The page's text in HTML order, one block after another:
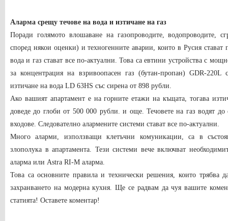
Аларма срещу течове на вода и изтичане на газ
Поради голямото влошаване на газопроводите, водопроводите,
според някои оценки) и техногенните аварии, които в Русия стават
вода и газ стават все по-актуални. Това са евтини устройства с
за концентрация на взривоопасен газ (бутан-пропан) GDR-220L
изтичане на вода LD 63HS със сирена от 898 рубли.
Ако вашият апартамент е на горните етажи на къщата, тогава
доведе до глоби от 500 000 рубли. и още. Течовете на газ водят
входове. Следователно алармените системи стават все по-актуални.
Много аларми, използващи клетъчни комуникации, са в
злополука в апартамента. Тези системи вече включват
аларма или Astra RI-M аларма.
Това са основните правила и технически решения, които трябва
захранването на модерна кухня. Ще се радвам да чуя вашите
статията! Оставете коментар!